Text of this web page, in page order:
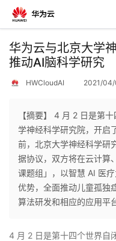
返
回
个
人
主
页
我
的
开
我
的
我
华为云与北京大学
推动AI脑科学研究
HWCloudAI 2021/
【摘要】 4 月 2 日是第
学神经科学研究院，开启
前，北京大学神经科学研
据协议，双方将在云计算
课题组」，以智慧 AI 医
优势，全面推动儿童孤独
算法研发和相应的应用平
4 月 2 日是第十四个世界自